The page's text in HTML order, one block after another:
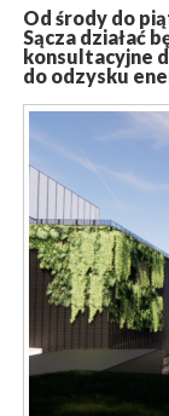
Od środy do
Sącza działać
konsultacyjne
do odzysku